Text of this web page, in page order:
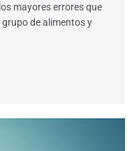
mayores errores que
de alimentos y